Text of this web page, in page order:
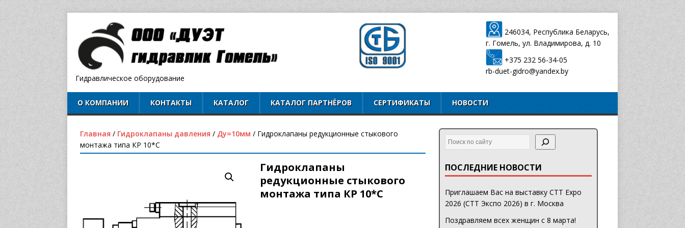
Гидравлическое оборудование
246034, Республика Беларусь,
г. Гомель, ул. Владимирова, д. 10
+375 232 56-34-05
rb-duet-gidro@yandex.by
О КОМПАНИИ КОНТАКТЫ КАТАЛОГ КАТАЛОГ ПАРТНЁРОВ СЕРТИФИКАТЫ НОВОСТИ
Главная / Гидроклапаны давления / Ду=10мм / Гидроклапаны редукционные стыкового
монтажа типа КР 10*С
Гидроклапаны
редукционные стыкового
монтажа типа КР 10*С
ПОСЛЕДНИЕ НОВОСТИ
Приглашаем Вас на выставку CTT Expo
2026 (СТТ Экспо 2026) в г. Москва
Поздравляем всех женщин с 8 марта!